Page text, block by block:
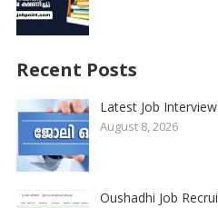
Recent Posts
Latest Job
August 8, 2026
Oushadhi Job